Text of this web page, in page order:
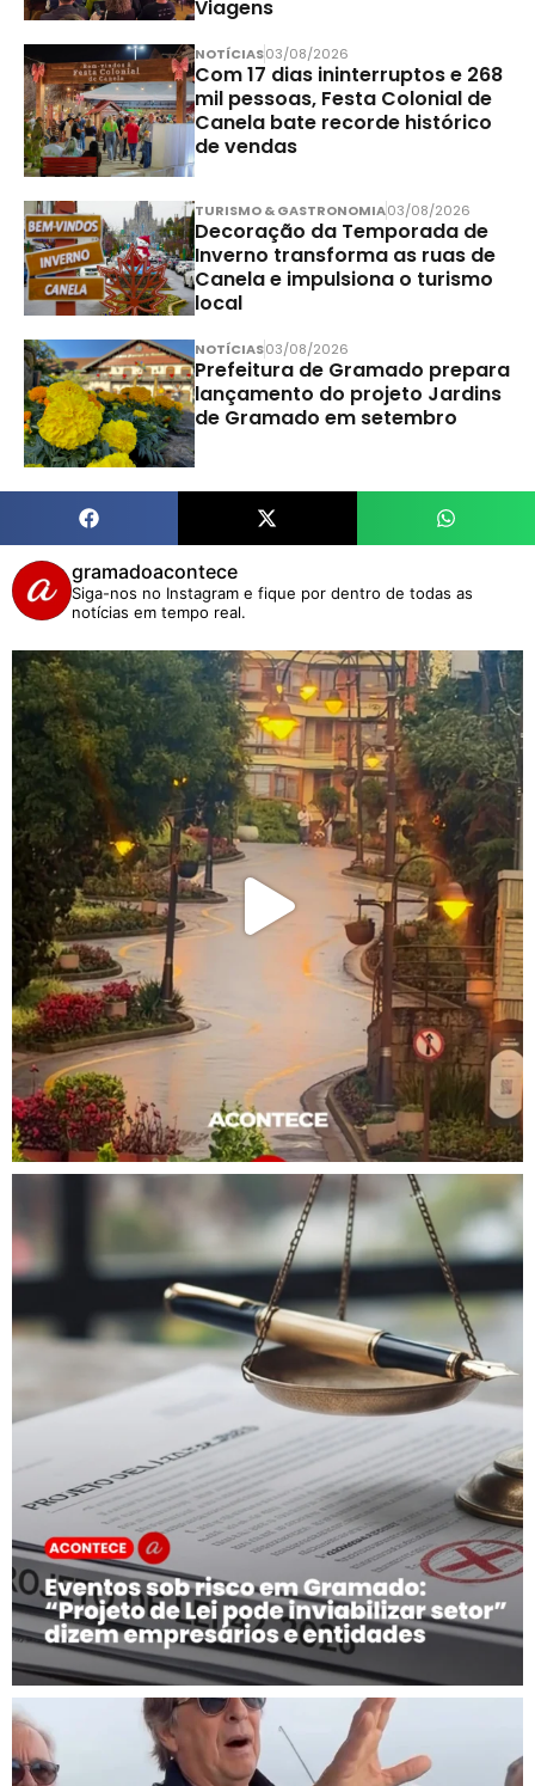
Viagens
NOTÍCIAS03/08/2026
Com 17 dias ininterruptos e 268
mil pessoas, Festa Colonial de
Canela bate recorde histórico
de vendas
TURISMO & GASTRONOMIA03/08/2026
Decoração da Temporada de
Inverno transforma as ruas de
Canela e impulsiona o turismo
local
NOTÍCIAS03/08/2026
Prefeitura de Gramado prepara
lançamento do projeto Jardins
de Gramado em setembro
gramadoacontece
Siga-nos no Instagram e fique por dentro de todas as
notícias em tempo real.